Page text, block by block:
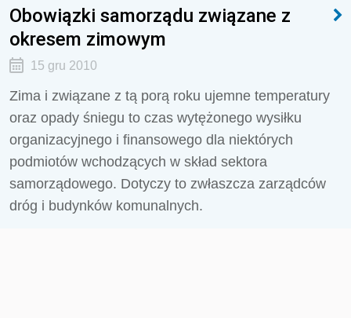
Obowiązki samorządu związane z
okresem zimowym
15 gru 2010
Zima i związane z tą porą roku ujemne temperatury
oraz opady śniegu to czas wytężonego wysiłku
organizacyjnego i finansowego dla niektórych
podmiotów wchodzących w skład sektora
samorządowego. Dotyczy to zwłaszcza zarządców
dróg i budynków komunalnych.